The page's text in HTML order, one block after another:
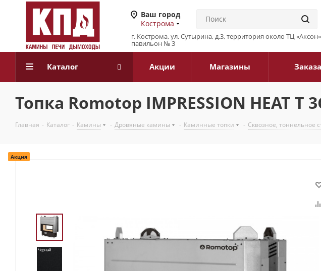
Ваш город
Кострома
г. Кострома, ул. Сутырина, д.3, территория около ТЦ
павильон № 3
Каталог Акции Магазины
Топка Romotop IMPRESSION HEAT T
Главная - Каталог - Камины - Дровяные камины - Каминные топки - Сквозное, тоннельное
Акция